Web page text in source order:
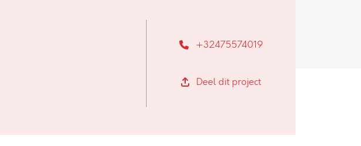
+32475574019
Deel dit project